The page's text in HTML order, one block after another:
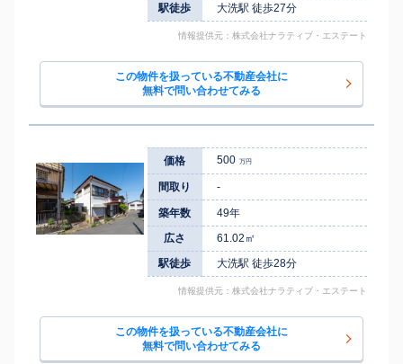
駅徒歩
大洗駅 徒歩27分
情報提供元：株式会社ナラティブ・エステート
この物件を扱っている不動産会社に
無料で問い合わせてみる
価格 500 万円
間取り -
築年数
49年
広さ
61.02㎡
駅徒歩
大洗駅 徒歩28分
情報提供元：株式会社ナラティブ・エステート
この物件を扱っている不動産会社に
無料で問い合わせてみる